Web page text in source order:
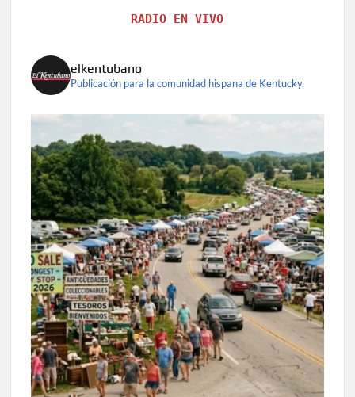
RADIO EN VIVO
elkentubano
Publicación para la comunidad hispana de Kentucky.